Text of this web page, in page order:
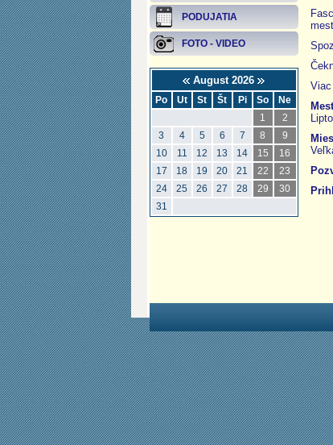
PODUJATIA
FOTO - VIDEO
August 2026
Po Ut St Št Pi So
Ne
1
2
3
4 5 6 7 8
9
10
11 12 13 14 15
16
17
18 19 20 21 22
23
24
25 26 27 28 29
30
31